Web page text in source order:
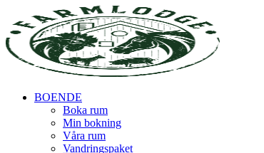
BOENDE
Boka rum
Min bokning
Våra rum
Vandringspaket